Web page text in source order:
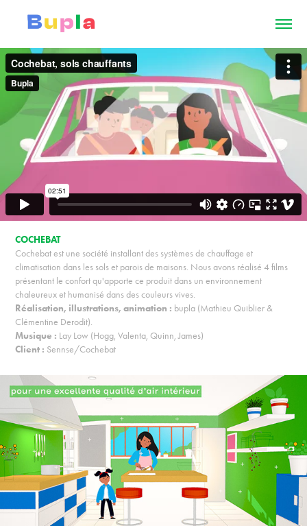
COCHEBAT
Cochebat est une société installant des systèmes de chauffage et
climatisation dans les sols et parois de maisons. Nous avons réalisé 4 films
présentant le confort qu'apporte ce produit dans un environnement
chaleureux et humanisé dans des couleurs vives.
Réalisation, illustrations, animation : bupla (Mathieu Quiblier &
Clémentine Derodit).
Musique : Lay Low (Hogg, Valenta, Quinn, James)
Client : Sennse/Cochebat